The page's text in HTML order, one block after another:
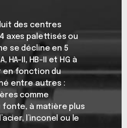
des centres
axes palettisés ou
se décline en 5
HA-II, HB-II et HG à
en fonction du
entre autres :
comme
fonte, à matière plus
l’inconel ou le